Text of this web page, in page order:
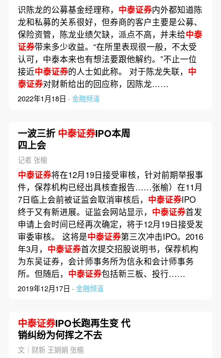
识陈龙的公募基金经理称， 中泰证券内外都知道陈
龙和私募的关系很好，但券商的客户主要是公募、
保险资管，陈龙业绩欠缺，派点不高，并未给中泰
证券带来多少收益。“在所里表现很一般，不太受
认可，中泰本来也有想法要跟他解约。”不止一位
接近中泰证券的人士如此称。 对于陈龙失联， 中
泰证券对财新给出的回应称，因陈龙……
2022年1月18日 · 金融频道
一波三折中泰证券IPO本周
四上会
记者 张榆
中泰证券将在12月19日接受审核，针对前期举报事
件，保荐机构已经出具核查报告……张榆）在11月
7日临上会前被证监会取消审核后， 中泰证券IPO
终于又有新进展。证监会网站显示， 中泰证券首发
申请上会时间已经再次确定，将于12月19日接受发
审委审核。 这将是中泰证券第三次冲击IPO。2016
年3月， 中泰证券首次提交招股说明书，保荐机构
为东吴证券，会计师事务所为信永和会计师事务
所。但随后， 中泰证券包括新三板、投行……
2019年12月17日 · 金融频道
中泰证券IPO长跑再生变 代
销纠纷为何挥之不去
文｜财新 王娟娟 张榆